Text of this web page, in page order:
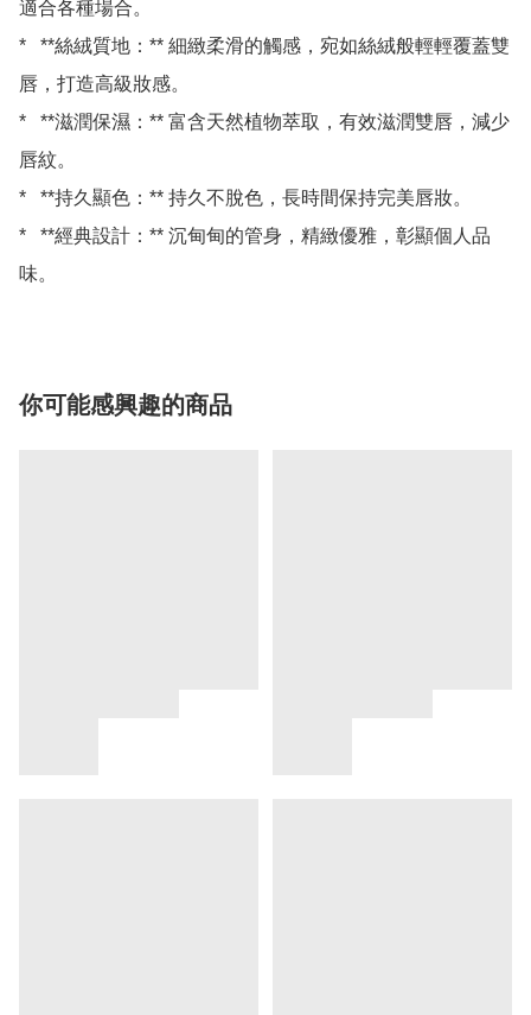
適合各種場合。
*   **絲絨質地：** 細緻柔滑的觸感，宛如絲絨般輕輕覆蓋雙
唇，打造高級妝感。
*   **滋潤保濕：** 富含天然植物萃取，有效滋潤雙唇，減少
唇紋。
*   **持久顯色：** 持久不脫色，長時間保持完美唇妝。
*   **經典設計：** 沉甸甸的管身，精緻優雅，彰顯個人品
你可能感興趣的商品